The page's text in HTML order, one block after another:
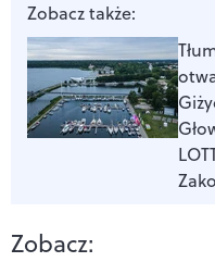
Zobacz także:
Zobacz: